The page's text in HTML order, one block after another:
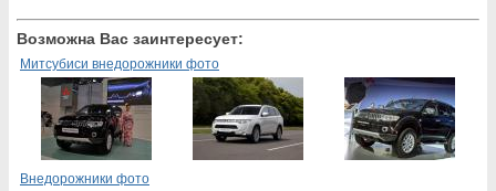
Возможна Вас заинтересует:
Митсубиси внедорожники фото
Внедорожники фото